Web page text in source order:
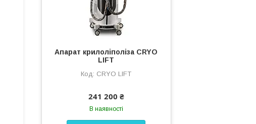
Апарат крилоліполіза CRYO
LIFT
CRYO LIFT
241 200 ₴
В наявності